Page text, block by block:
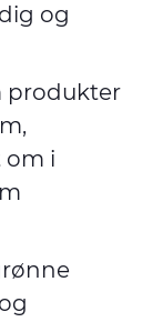
og
produkter
i